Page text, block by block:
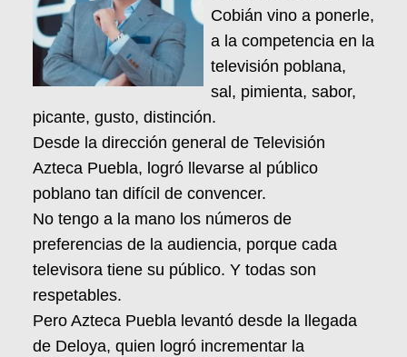
Cobián vino a ponerle,
a la competencia en la
televisión poblana,
sal, pimienta, sabor,
picante, gusto, distinción.
Desde la dirección general de Televisión
Azteca Puebla, logró llevarse al público
poblano tan difícil de convencer.
No tengo a la mano los números de
preferencias de la audiencia, porque cada
televisora tiene su público. Y todas son
respetables.
Pero Azteca Puebla levantó desde la llegada
de Deloya, quien logró incrementar la